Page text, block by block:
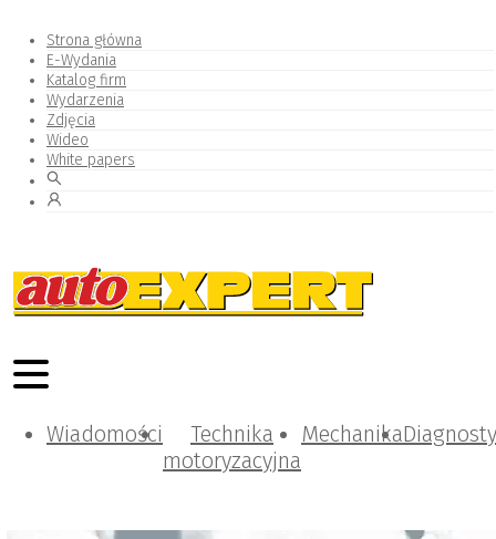
Strona główna
E-Wydania
Katalog firm
Wydarzenia
Zdjęcia
Wideo
White papers
Wiadomości
Technika
motoryzacyjna
Mechanika